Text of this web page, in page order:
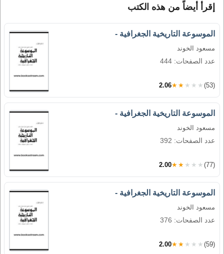
إقرأ أيضاً من هذه الكتب
الموسوعة التاريخية الجغرافية -
مسعود الخوند
عدد الصفحات: 444
2.06★★★★★ (53)
الموسوعة التاريخية الجغرافية -
مسعود الخوند
عدد الصفحات: 392
2.00★★★★★ (77)
الموسوعة التاريخية الجغرافية -
مسعود الخوند
عدد الصفحات: 376
2.00★★★★★ (59)